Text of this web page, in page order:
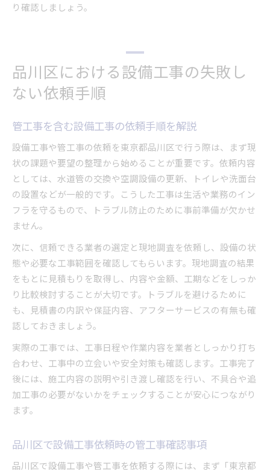
り確認しましょう。
品川区における設備工事の失敗し
ない依頼手順
管工事を含む設備工事の依頼手順を解説
設備工事や管工事の依頼を東京都品川区で行う際は、まず現
状の課題や要望の整理から始めることが重要です。依頼内容
としては、水道管の交換や空調設備の更新、トイレや洗面台
の設置などが一般的です。こうした工事は生活や業務のイン
フラを守るもので、トラブル防止のために事前準備が欠かせ
ません。
次に、信頼できる業者の選定と現地調査を依頼し、設備の状
態や必要な工事範囲を確認してもらいます。現地調査の結果
をもとに見積もりを取得し、内容や金額、工期などをしっか
り比較検討することが大切です。トラブルを避けるために
も、見積書の内訳や保証内容、アフターサービスの有無も確
認しておきましょう。
実際の工事では、工事日程や作業内容を業者としっかり打ち
合わせ、工事中の立会いや安全対策も確認します。工事完了
後には、施工内容の説明や引き渡し確認を行い、不具合や追
加工事の必要がないかをチェックすることが安心につながり
ます。
品川区で設備工事依頼時の管工事確認事項
品川区で設備工事や管工事を依頼する際には、まず「東京都